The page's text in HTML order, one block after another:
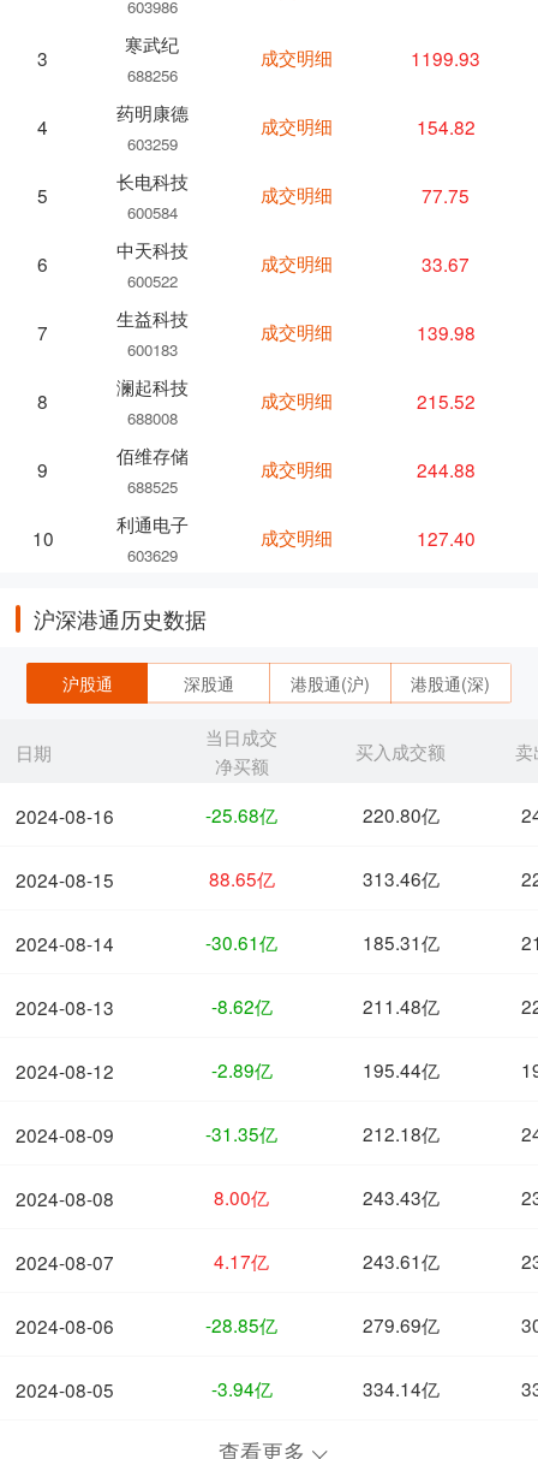
603986
3
寒武纪
688256
4
药明康德
603259
5
长电科技
600584
6
中天科技
600522
7
生益科技
600183
8
澜起科技
688008
9
佰维存储
688525
10
利通电子
603629
成交明细 1199.93
成交明细 154.82
成交明细 77.75
成交明细 33.67
成交明细 139.98
成交明细 215.52
成交明细 244.88
成交明细 127.40
沪深港通历史数据
沪股通 深股通 港股通(沪) 港股通(深)
日期
2024-08-16
2024-08-15
2024-08-14
2024-08-13
2024-08-12
2024-08-09
2024-08-08
2024-08-07
2024-08-06
2024-08-05
当日成交
净买额
买入成交额 卖
-25.68亿 220.80亿
88.65亿 313.46亿
-30.61亿 185.31亿
-8.62亿 211.48亿
-2.89亿 195.44亿
-31.35亿 212.18亿
8.00亿 243.43亿
4.17亿 243.61亿
-28.85亿 279.69亿
-3.94亿 334.14亿
查看更多